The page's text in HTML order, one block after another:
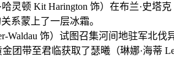
灵顿 Kit Harington 饰）在布兰·史塔
系蒙上了一层冰霜。
Waldau 饰）试图召集河间地驻军北
团带至君临获取了瑟曦（琳娜·海蒂